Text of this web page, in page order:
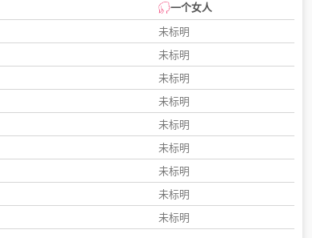
一个女人
未标明
未标明
未标明
未标明
未标明
未标明
未标明
未标明
未标明